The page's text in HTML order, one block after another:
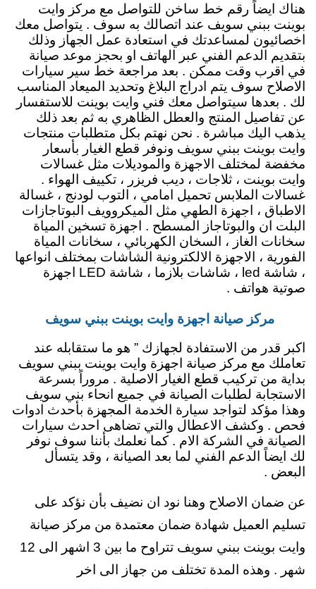
هناك ايضاً رقم خط ساخن للتواصل مع مركز وايت
بوينت ببني سويف عند اتصالك به سوف . يتواصل معك
اخصائيون لمساعدتك في استعادة عمل الجهاز وذلك
بتقديم الدعم الفني عبر الهاتف او بحجز موعد صيانة
في اقرب وقت ممكن . بعد مراجعة خط سير سيارات
الاصلاح سوف يتم ادراج البلاغ وتحديد الميعاد المناسب
لك . بعدها سيتواصل معك فني وايت بوينت للاستفسار
عن تفاصيل المنتج والعطل الظاهري به ثم بعد ذلك
يذهب اليك مباشرة . نحن نهتم بكل متطلبات منتجات
وايت بوينت ببني سويف ونوفر قطع الغيار بأسعار
مخفضة لمختلف الاجهزة والموديلات مثل غسالات
وايت بوينت ، ثلاجات ، ديب فريزر ، تكييف الهواء .
غسالات الملابس تحميل امامي ، التوب لودنج ، غسالة
الاطباق ، اجهزة الطهي مثل الميكروويف البوتاجازات
البلت ان والبوتاجاز المسطح . اجهزة تسخين المياة
سخانات الغاز ، السخان الكهربائي ، سخانات المياة
الفورية ، الاجهزة الالكترونية الشاشات بمختلف انواعها
، شاشة led ، شاشات بلازما ، شاشة LED اجهزة
صوتية هواتف .
مركز صيانة اجهزة وايت بوينت ببني سويف
اكبر قدر من الاستفادة لجهازك ” هو ما ستقابله عند
تعاملك مع مركز صيانة اجهزة وايت بوينت ببني سويف
بداية من تركيب قطع الغيار الاصلية . مروراً بسرعة
الاستجابة لطلبات الصيانة في جميع انحاء بني سويف
وهذا مؤكد لتواجد سيارة الخدمة المجهزة بأحدث ادوات
فحص . وكشف الاعطال والتي تضاهى احدث سيارات
الصيانة في الشركة الام . كما نعلمك بأننا سوف نوفر
لك ايضاً الدعم الفني لما بعد الصيانة ، وقد يتسأل
البعض .
عن ضمان الاصلاح وهنا نود ان نضيف بأن نؤكد على
تسليم العميل شهادة ضمان معتمدة من مركز صيانة
وايت بوينت ببني سويف تتراوح ما بين 3 اشهر الى 12
شهر . وهذه المدة تختلف من جهاز الى اخر